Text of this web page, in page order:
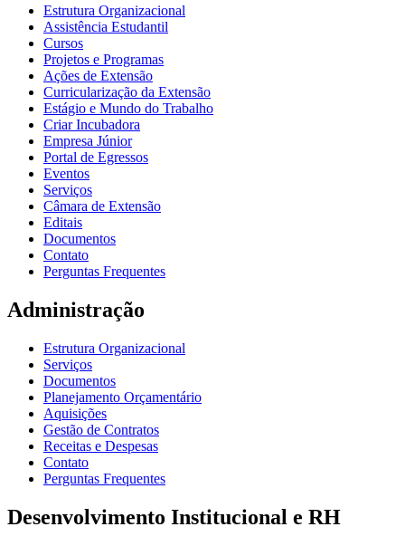
Estrutura Organizacional
Assistência Estudantil
Cursos
Projetos e Programas
Ações de Extensão
Curricularização da Extensão
Estágio e Mundo do Trabalho
Criar Incubadora
Empresa Júnior
Portal de Egressos
Eventos
Serviços
Câmara de Extensão
Editais
Documentos
Contato
Perguntas Frequentes
Administração
Estrutura Organizacional
Serviços
Documentos
Planejamento Orçamentário
Aquisições
Gestão de Contratos
Receitas e Despesas
Contato
Perguntas Frequentes
Desenvolvimento Institucional e RH